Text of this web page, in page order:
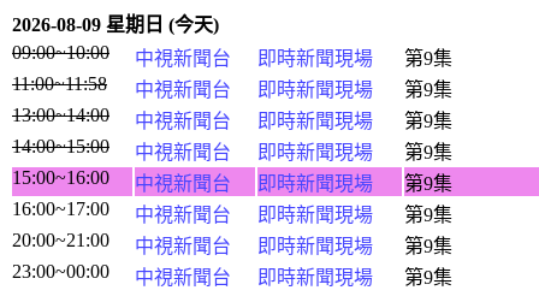
2026-08-09 星期日 (今天)
09:00~10:00
中視新聞台 即時新聞現場
第9集
11:00~11:58
中視新聞台 即時新聞現場
第9集
13:00~14:00
中視新聞台 即時新聞現場
第9集
14:00~15:00
中視新聞台 即時新聞現場
第9集
15:00~16:00
中視新聞台 即時新聞現場
第9集
16:00~17:00
中視新聞台 即時新聞現場
第9集
20:00~21:00
中視新聞台 即時新聞現場
第9集
23:00~00:00
中視新聞台 即時新聞現場 第9集